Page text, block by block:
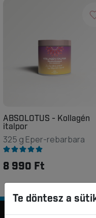
ABSOLOTUS - Kollagén
italpor
325 g Eper-rebarbara
8 990 Ft
Te döntesz a